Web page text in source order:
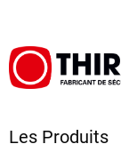
Les Produits